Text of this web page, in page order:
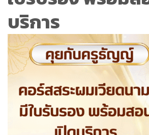
บริการ